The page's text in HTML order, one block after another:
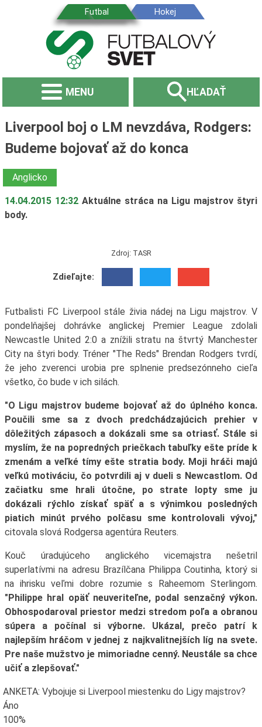
MENU HĽADAŤ
Liverpool boj o LM nevzdáva, Rodgers:
Budeme bojovať až do konca
Anglicko
14.04.2015 12:32 Aktuálne stráca na Ligu majstrov štyri
body.
Zdroj: TASR
Zdieľajte:
Futbalisti FC Liverpool stále živia nádej na Ligu majstrov. V
pondelňajšej dohrávke anglickej Premier League zdolali
Newcastle United 2:0 a znížili stratu na štvrtý Manchester
City na štyri body. Tréner "The Reds" Brendan Rodgers tvrdí,
že jeho zverenci urobia pre splnenie predsezónneho cieľa
všetko, čo bude v ich silách.
"O Ligu majstrov budeme bojovať až do úplného konca.
Poučili sme sa z dvoch predchádzajúcich prehier v
dôležitých zápasoch a dokázali sme sa otriasť. Stále si
myslím, že na popredných priečkach tabuľky ešte príde k
zmenám a veľké tímy ešte stratia body. Moji hráči majú
veľkú motiváciu, čo potvrdili aj v dueli s Newcastlom. Od
začiatku sme hrali útočne, po strate lopty sme ju
dokázali rýchlo získať späť a s výnimkou posledných
piatich minút prvého polčasu sme kontrolovali vývoj,"
citovala slová Rodgersa agentúra Reuters.
Kouč úradujúceho anglického vicemajstra nešetril
superlatívmi na adresu Brazílčana Philippa Coutinha, ktorý si
na ihrisku veľmi dobre rozumie s Raheemom Sterlingom.
"Philippe hral opäť neuveriteľne, podal senzačný výkon.
Obhospodaroval priestor medzi stredom poľa a obranou
súpera a počínal si výborne. Ukázal, prečo patrí k
najlepším hráčom v jednej z najkvalitnejších líg na svete.
Pre naše mužstvo je mimoriadne cenný. Neustále sa chce
učiť a zlepšovať."
ANKETA: Vybojuje si Liverpool miestenku do Ligy majstrov?
Áno
100%